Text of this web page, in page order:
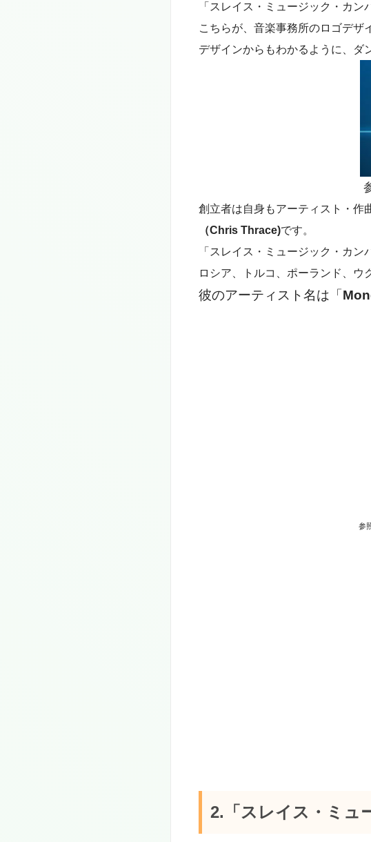
「スレイス・ミュージック・カ
こちらが、音楽事務所のロゴデザ
デザインからもわかるように、ダ
創立者は自身もアーティスト・作
（Chris Thrace)です。
「スレイス・ミュージック・カ
ロシア、トルコ、ポーランド、ウ
彼のアーティスト名は「
参
2.「スレイス・ミュ